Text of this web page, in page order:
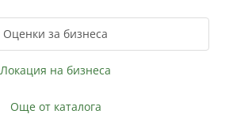
Оценки за бизнеса
Локация на бизнеса
Още от каталога